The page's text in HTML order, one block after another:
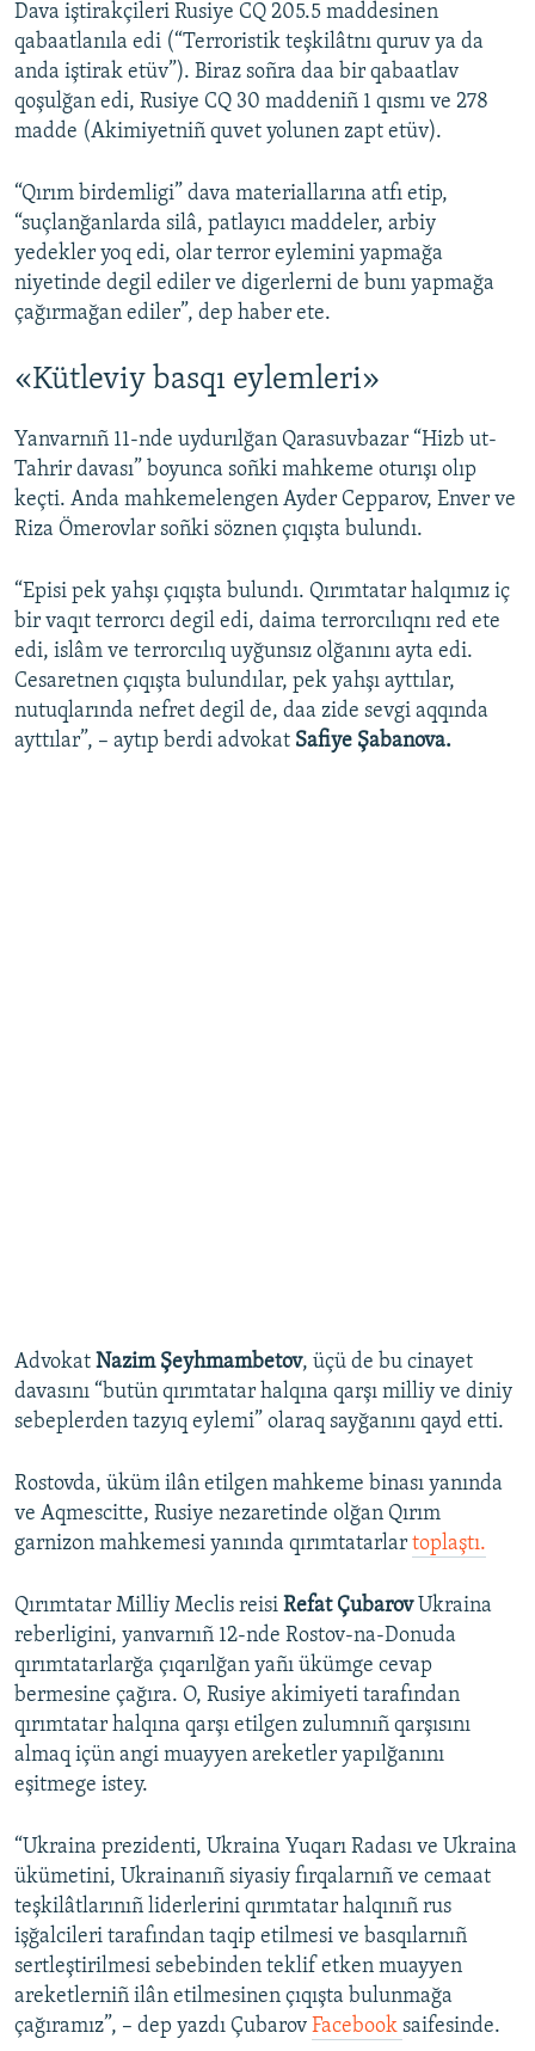
Dava iştirakçileri Rusiye CQ 205.5 maddesinen
qabaatlanıla edi (“Terroristik teşkilâtnı quruv ya da
anda iştirak etüv”). Biraz soñra daa bir qabaatlav
qoşulğan edi, Rusiye CQ 30 maddeniñ 1 qısmı ve 278
madde (Akimiyetniñ quvet yolunen zapt etüv).
“Qırım birdemligi” dava materiallarına atfı etip,
“suçlanğanlarda silâ, patlayıcı maddeler, arbiy
yedekler yoq edi, olar terror eylemini yapmağa
niyetinde degil ediler ve digerlerni de bunı yapmağa
çağırmağan ediler”, dep haber ete.
«Kütleviy basqı eylemleri»
Yanvarnıñ 11-nde uydurılğan Qarasuvbazar “Hizb ut-
Tahrir davası” boyunca soñki mahkeme oturışı olıp
keçti. Anda mahkemelengen Ayder Cepparov, Enver ve
Riza Ömerovlar soñki söznen çıqışta bulundı.
“Episi pek yahşı çıqışta bulundı. Qırımtatar halqımız iç
bir vaqıt terrorcı degil edi, daima terrorcılıqnı red ete
edi, islâm ve terrorcılıq uyğunsız olğanını ayta edi.
Cesaretnen çıqışta bulundılar, pek yahşı ayttılar,
nutuqlarında nefret degil de, daa zide sevgi aqqında
ayttılar”, – aytıp berdi advokat Safiye Şabanova.
Advokat Nazim Şeyhmambetov, üçü de bu cinayet
davasını “butün qırımtatar halqına qarşı milliy ve diniy
sebeplerden tazyıq eylemi” olaraq sayğanını qayd etti.
Rostovda, üküm ilân etilgen mahkeme binası yanında
ve Aqmescitte, Rusiye nezaretinde olğan Qırım
garnizon mahkemesi yanında qırımtatarlar toplaştı.
Qırımtatar Milliy Meclis reisi Refat ÇubarovUkraina
reberligini, yanvarnıñ 12-nde Rostov-na-Donuda
qırımtatarlarğa çıqarılğan yañı ükümge cevap
bermesine çağıra. O, Rusiye akimiyeti tarafından
qırımtatar halqına qarşı etilgen zulumnıñ qarşısını
almaq içün angi muayyen areketler yapılğanını
eşitmege istey.
“Ukraina prezidenti, Ukraina Yuqarı Radası ve Ukraina
ükümetini, Ukrainanıñ siyasiy fırqalarnıñ ve cemaat
teşkilâtlarınıñ liderlerini qırımtatar halqınıñ rus
işğalcileri tarafından taqip etilmesi ve basqılarnıñ
sertleştirilmesi sebebinden teklif etken muayyen
areketlerniñ ilân etilmesinen çıqışta bulunmağa
çağıramız”, – dep yazdı Çubarov Facebook saifesinde.